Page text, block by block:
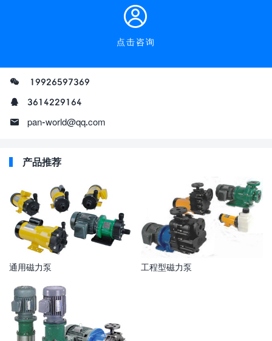
点击咨询
19926597369
3614229164
pan-world@qq.com
产品推荐
通用磁力泵 工程型磁力泵